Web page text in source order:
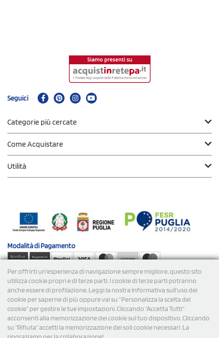
Per offrirti un'esperienza di navigazione sempre migliore, questo sito
utilizza cookie propri e di terze parti. I cookie di terze parti potranno
anche essere di profilazione. Leggi la nostra Informativa sull’uso dei
cookie per saperne di più oppure vai su “Personalizza la scelta dei
cookie” per gestire le tue impostazioni. Cliccando "Accetta Tutti"
acconsenti alla memorizzazione dei cookie sul tuo dispositivo. Cliccando
su "Rifiuta" accetti la memorizzazione dei soli cookie necessari. La
Seguici
Categorie più cercate
Come Acquistare
Utilità
Modalità diPagamento
Spedizioni